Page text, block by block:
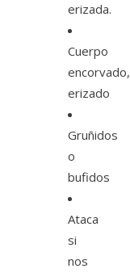
erizada.
Cuerpo
encorvado,
erizado
Gruñidos
o
bufidos
Ataca
si
nos